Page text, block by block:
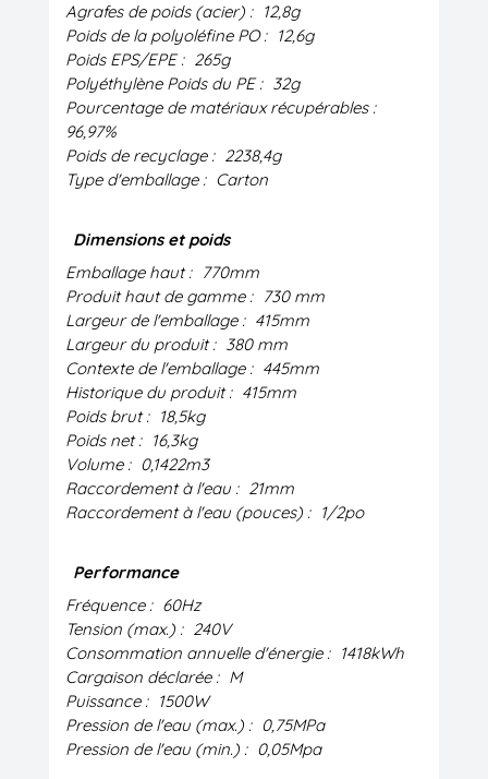
Agrafes de poids (acier) : 12,8g
Poids de la polyoléfine PO : 12,6g
Poids EPS/EPE : 265g
Polyéthylène Poids du PE : 32g
Pourcentage de matériaux récupérables :
96,97%
Poids de recyclage : 2238,4g
Type d'emballage : Carton
Dimensions et poids
Emballage haut : 770mm
Produit haut de gamme : 730 mm
Largeur de l'emballage : 415mm
Largeur du produit : 380 mm
Contexte de l'emballage : 445mm
Historique du produit : 415mm
Poids brut : 18,5kg
Poids net : 16,3kg
Volume : 0,1422m3
Raccordement à l'eau : 21mm
Raccordement à l'eau (pouces) : 1/2po
Performance
Fréquence : 60Hz
Tension (max.) : 240V
Consommation annuelle d'énergie : 1418kWh
Cargaison déclarée : M
Puissance : 1500W
Pression de l'eau (max.) : 0,75MPa
Pression de l'eau (min.) : 0,05Mpa